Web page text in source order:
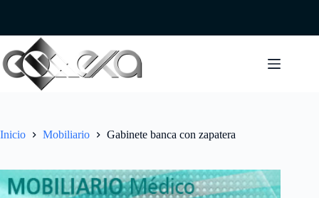
Inicio Mobiliario Gabinete banca con zapatera